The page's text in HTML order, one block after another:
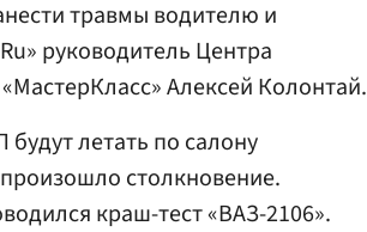
травмы водителю и
руководитель Центра
Алексей Колонтай.
летать по салону
столкновение.
краш-тест «ВАЗ-2106».